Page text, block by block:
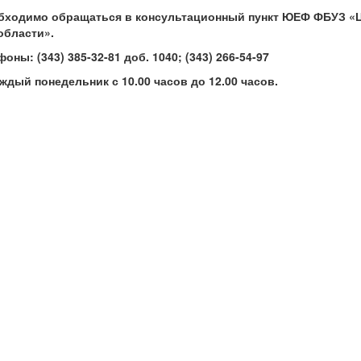
обращаться в консультационный пункт ЮЕФ ФБУЗ
(343) 385-32-81 доб. 1040; (343) 266-54-97
понедельник с 10.00 часов до 12.00 часов.